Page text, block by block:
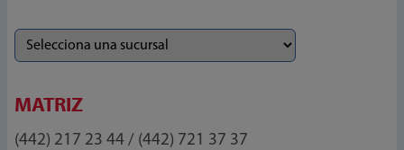
MATRIZ
(442) 217 23 44 / (442) 721 37 37